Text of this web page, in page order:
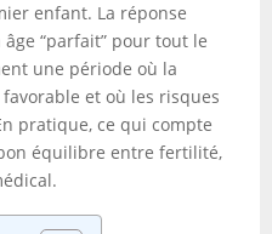
enfant. La réponse
âge “parfait” pour tout le
une période où la
et où les risques
pratique, ce qui compte
équilibre entre fertilité,